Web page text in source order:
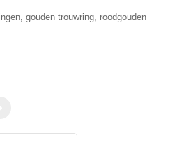
gouden trouwring, roodgouden